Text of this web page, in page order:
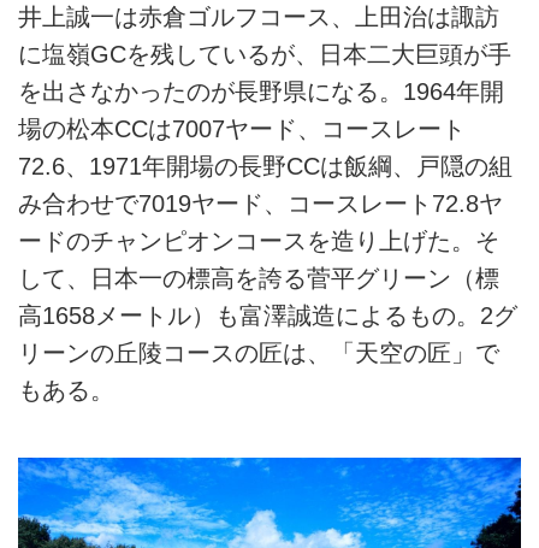
井上誠一は赤倉ゴルフコース、上田治は諏訪
に塩嶺GCを残しているが、日本二大巨頭が手
を出さなかったのが長野県になる。1964年開
場の松本CCは7007ヤード、コースレート
72.6、1971年開場の長野CCは飯綱、戸隠の組
み合わせで7019ヤード、コースレート72.8ヤ
ードのチャンピオンコースを造り上げた。そ
して、日本一の標高を誇る菅平グリーン（標
高1658メートル）も富澤誠造によるもの。2グ
リーンの丘陵コースの匠は、「天空の匠」で
もある。